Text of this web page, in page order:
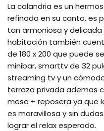
La calandria es un
refinada en su canto, es
tan armoniosa y delicada
habitación también
de 180 x 200 que puede
minibar, smarttv de 32
streaming tv y un
terraza privada ademas
mesa + reposera ya que
es maravillosa y sin
lograr el relax esperado.